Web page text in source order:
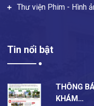
Thư viện Phim - Hình
Tin nổi bật
THÔNG
KHÁM…